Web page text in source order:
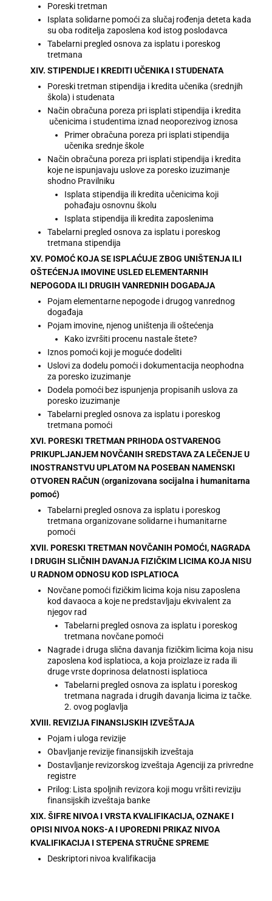
Poreski tretman
Isplata solidarne pomoći za slučaj rođenja deteta kada
su oba roditelja zaposlena kod istog poslodavca
Tabelarni pregled osnova za isplatu i poreskog
tretmana
XIV. STIPENDIJE I KREDITI UČENIKA I STUDENATA
Poreski tretman stipendija i kredita učenika (srednjih
škola) i studenata
Način obračuna poreza pri isplati stipendija i kredita
učenicima i studentima iznad neoporezivog iznosa
Primer obračuna poreza pri isplati stipendija
učenika srednje škole
Način obračuna poreza pri isplati stipendija i kredita
koje ne ispunjavaju uslove za poresko izuzimanje
shodno Pravilniku
Isplata stipendija ili kredita učenicima koji
pohađaju osnovnu školu
Isplata stipendija ili kredita zaposlenima
Tabelarni pregled osnova za isplatu i poreskog
tretmana stipendija
XV. POMOĆ KOJA SE ISPLAĆUJE ZBOG UNIŠTENJA ILI
OŠTEĆENJA IMOVINE USLED ELEMENTARNIH
NEPOGODA ILI DRUGIH VANREDNIH DOGAĐAJA
Pojam elementarne nepogode i drugog vanrednog
događaja
Pojam imovine, njenog uništenja ili oštećenja
Kako izvršiti procenu nastale štete?
Iznos pomoći koji je moguće dodeliti
Uslovi za dodelu pomoći i dokumentacija neophodna
za poresko izuzimanje
Dodela pomoći bez ispunjenja propisanih uslova za
poresko izuzimanje
Tabelarni pregled osnova za isplatu i poreskog
tretmana pomoći
XVI. PORESKI TRETMAN PRIHODA OSTVARENOG
PRIKUPLJANJEM NOVČANIH SREDSTAVA ZA LEČENJE U
INOSTRANSTVU UPLATOM NA POSEBAN NAMENSKI
OTVOREN RAČUN (organizovana socijalna i humanitarna
pomoć)
Tabelarni pregled osnova za isplatu i poreskog
tretmana organizovane solidarne i humanitarne
pomoći
XVII. PORESKI TRETMAN NOVČANIH POMOĆI, NAGRADA
I DRUGIH SLIČNIH DAVANJA FIZIČKIM LICIMA KOJA NISU
U RADNOM ODNOSU KOD ISPLATIOCA
Novčane pomoći fizičkim licima koja nisu zaposlena
kod davaoca a koje ne predstavljaju ekvivalent za
njegov rad
Tabelarni pregled osnova za isplatu i poreskog
tretmana novčane pomoći
Nagrade i druga slična davanja fizičkim licima koja nisu
zaposlena kod isplatioca, a koja proizlaze iz rada ili
druge vrste doprinosa delatnosti isplatioca
Tabelarni pregled osnova za isplatu i poreskog
tretmana nagrada i drugih davanja licima iz tačke.
2. ovog poglavlja
XVIII. REVIZIJA FINANSIJSKIH IZVEŠTAJA
Pojam i uloga revizije
Obavljanje revizije finansijskih izveštaja
Dostavljanje revizorskog izveštaja Agenciji za privredne
registre
Prilog: Lista spoljnih revizora koji mogu vršiti reviziju
finansijskih izveštaja banke
XIX. ŠIFRE NIVOA I VRSTA KVALIFIKACIJA, OZNAKE I
OPISI NIVOA NOKS-A I UPOREDNI PRIKAZ NIVOA
KVALIFIKACIJA I STEPENA STRUČNE SPREME
Deskriptori nivoa kvalifikacija